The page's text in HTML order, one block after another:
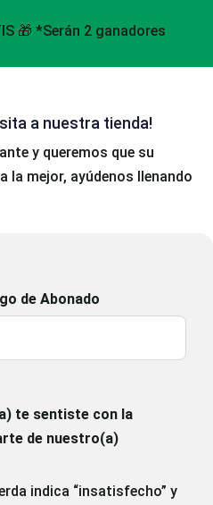
🎁 *Serán 2 ganadores
a nuestra tienda!
y queremos que su
la mejor, ayúdenos llenando
de Abonado
te sentiste con la
de nuestro(a)
indica “insatisfecho” y